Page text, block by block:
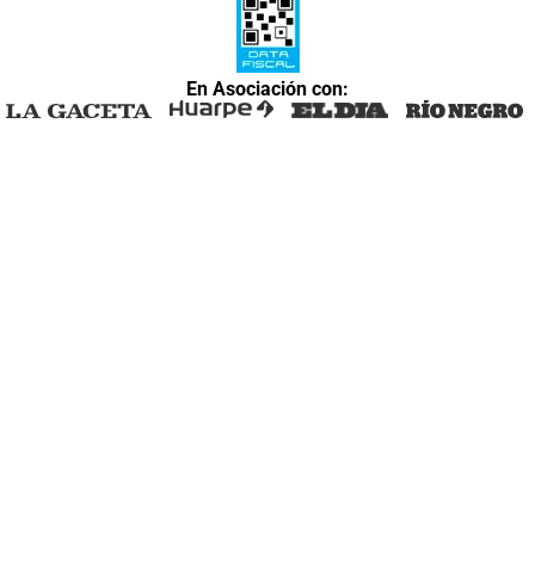
En Asociación con: